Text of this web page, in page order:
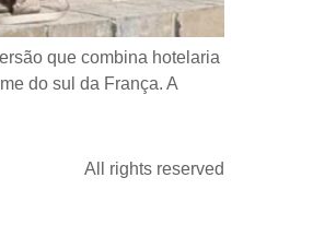
que combina hotelaria
do sul da França. A
All rights reserved